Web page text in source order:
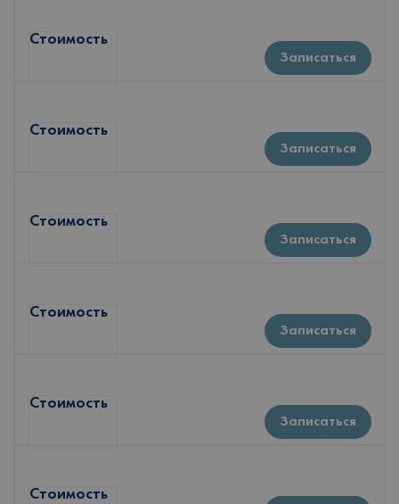
Стоимость
Записаться
Стоимость
Записаться
Стоимость
Записаться
Стоимость
Записаться
Стоимость
Записаться
Стоимость